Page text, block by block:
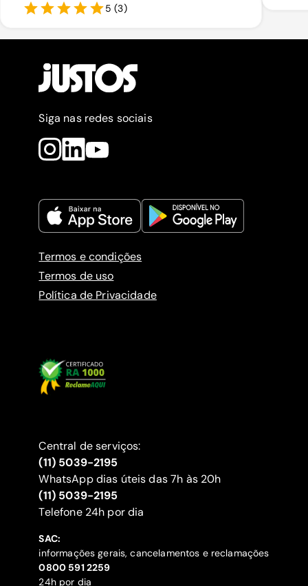
5 (3)
Siga nas redes sociais
Termos e condições
Termos de uso
Política de Privacidade
Central de serviços:
(11) 5039-2195
WhatsApp dias úteis das 7h às 20h
(11) 5039-2195
‍Telefone 24h por dia
SAC:
informações gerais, cancelamentos e reclamações
‍0800 591 2259
24h por dia